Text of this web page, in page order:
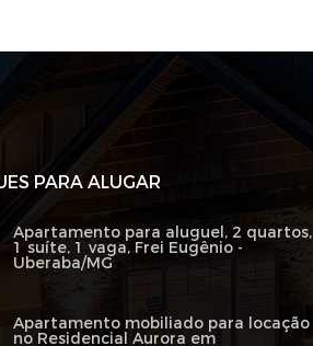
PARA ALUGAR
Apartamento para aluguel, 2 quartos,
1 suíte, 1 vaga, Frei Eugênio -
Uberaba/MG
Apartamento mobiliado para locação
no Residencial Aurora em